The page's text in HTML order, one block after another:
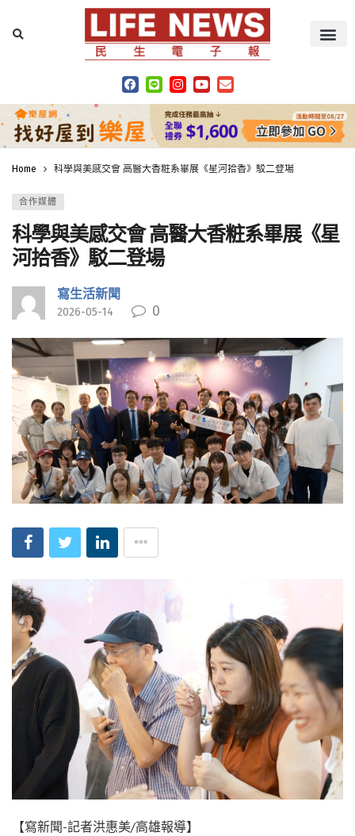
Home 科學與美感交會 高醫大香粧系畢展《星河拾香》駁二登場
合作媒體
科學與美感交會 高醫大香粧系畢展《星
河拾香》駁二登場
寫生活新聞
2026-05-14 0
【寫新聞-記者洪惠美/高雄報導】